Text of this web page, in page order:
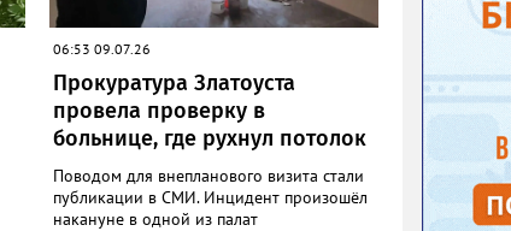
06:53 09.07.26
Прокуратура Златоуста
провела проверку в
больнице, где рухнул потолок
Поводом для внепланового визита стали
публикации в СМИ. Инцидент произошёл
накануне в одной из палат